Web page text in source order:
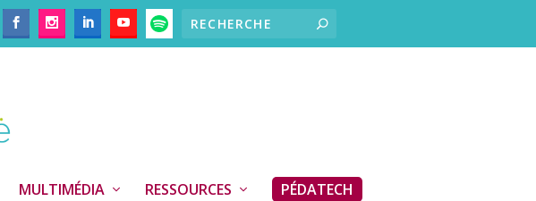
MULTIMÉDIA RESSOURCES PÉDATECH